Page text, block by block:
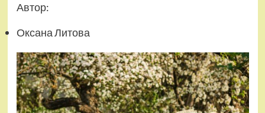
Автор:
Оксана Литова